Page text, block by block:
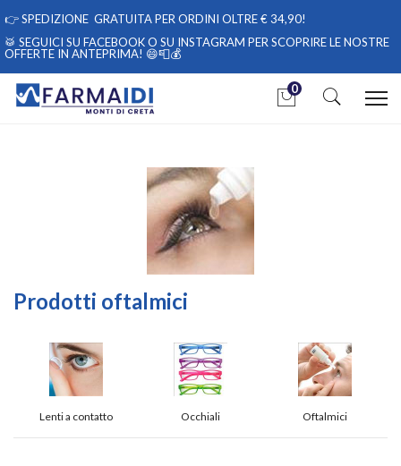
👉SPEDIZIONE GRATUITA PER ORDINI OLTRE € 34,90!
🥁 SEGUICI SU FACEBOOKO SU INSTAGRAM PER SCOPRIRE LE NOSTRE
OFFERTE IN ANTEPRIMA! 😄📮💰
0
Prodotti oftalmici
Lenti a contatto Occhiali Oftalmici